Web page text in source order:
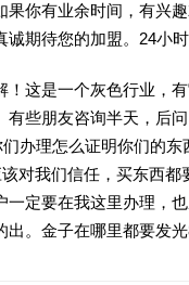
果你有业余时间，有兴
期待您的加盟。24小
！这是一个灰色行业，
些朋友咨询半天，后
办理怎么证明你们的东
对我们信任，买东西
一定要在我这里办理，
出。金子在哪里都要发